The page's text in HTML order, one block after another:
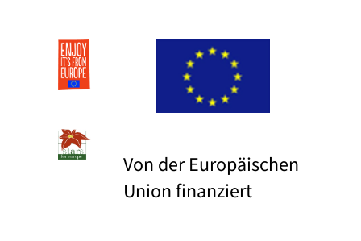
Von der Europäischen
Union finanziert